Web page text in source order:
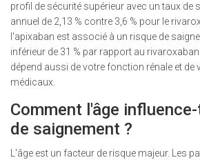
profil de sécurité supérieur avec un taux de
annuel de 2,13 % contre 3,6 % pour le
l'apixaban est associé à un risque de
inférieur de 31 % par rapport au
dépend aussi de votre fonction rénale et de
médicaux.
Comment l'âge
de saignement ?
L'âge est un facteur de risque majeur. Les